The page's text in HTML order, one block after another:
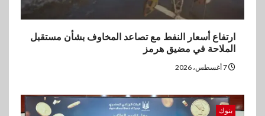
ارتفاع أسعار النفط مع تصاعد المخاوف بشأن مستقبل
الملاحة في مضيق هرمز
بنوك